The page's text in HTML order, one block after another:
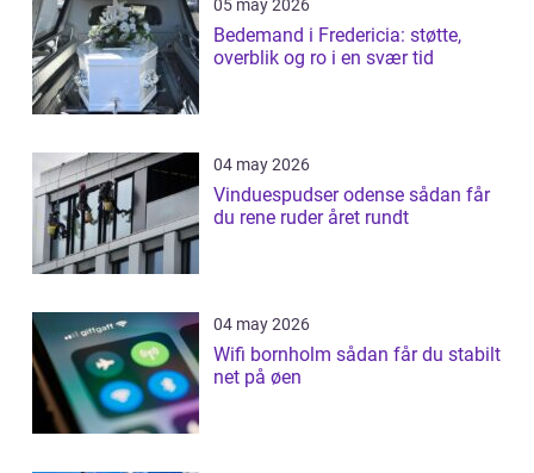
05 may 2026
Bedemand i Fredericia: støtte,
overblik og ro i en svær tid
04 may 2026
Vinduespudser odense sådan får
du rene ruder året rundt
04 may 2026
Wifi bornholm sådan får du stabilt
net på øen